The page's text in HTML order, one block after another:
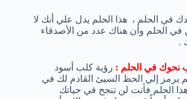
في الحلم ، هذا الحلم يدل علي أنك لا
في الحلم وأن هناك عدد من الأصدقاء
.
نحوك في الحلم : رؤية كلب أسود
يرمز إلي الحظ السيئ القادم لك في
الحلم فأنت لن تنجح في حياتك